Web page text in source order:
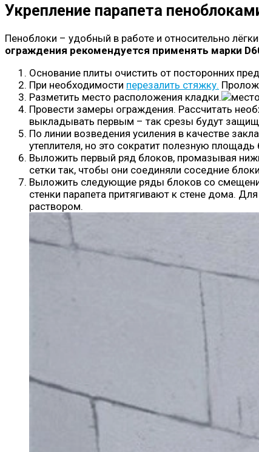
Укрепление парапета
Пеноблоки – удобный в работе и относительно
ограждения рекомендуется применять марки
Основание плиты очистить от посторонних
При необходимости перезалить стяжку.
Разметить место расположения кладки.
Провести замеры ограждения. Рассчитать
выкладывать первым – так срезы будут
По линии возведения усиления в качестве
утеплителя, но это сократит полезную площадь
Выложить первый ряд блоков, промазывая
сетки так, чтобы они соединяли соседние
Выложить следующие ряды блоков со
стенки парапета притягивают к стене дома.
раствором.